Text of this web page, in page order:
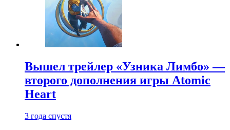
Вышел трейлер «Узника Лимбо» —
второго дополнения игры Atomic
Heart
3 года спустя